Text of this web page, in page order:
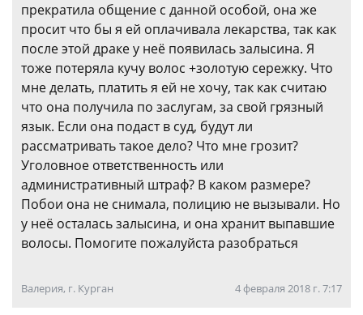
прекратила общение с данной особой, она же
просит что бы я ей оплачивала лекарства, так как
после этой драке у неё появилась залысина. Я
тоже потеряла кучу волос +золотую сережку. Что
мне делать, платить я ей не хочу, так как считаю
что она получила по заслугам, за свой грязный
язык. Если она подаст в суд, будут ли
рассматривать такое дело? Что мне грозит?
Уголовное ответственность или
административный штраф? В каком размере?
Побои она не снимала, полицию не вызывали. Но
у неё осталась залысина, и она хранит выпавшие
волосы. Помогите пожалуйста разобраться
Валерия, г. Курган 4 февраля 2018 г. 7:17